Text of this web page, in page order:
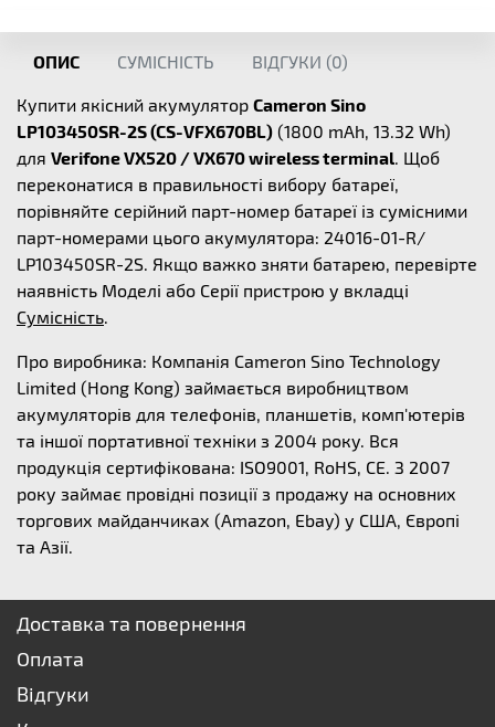
ОПИС СУМІСНІСТЬ ВІДГУКИ (0)
Купити якісний акумулятор Cameron Sino
LP103450SR-2S (CS-VFX670BL) (1800 mAh, 13.32 Wh)
для Verifone VX520 / VX670 wireless terminal. Щоб
переконатися в правильності вибору батареї,
порівняйте серійний парт-номер батареї із сумісними
парт-номерами цього акумулятора: 24016-01-R/
LP103450SR-2S. Якщо важко зняти батарею, перевірте
наявність Моделі або Серії пристрою у вкладці
Сумісність.
Про виробника: Компанія Cameron Sino Technology
Limited (Hong Kong) займається виробництвом
акумуляторів для телефонів, планшетів, комп'ютерів
та іншої портативної техніки з 2004 року. Вся
продукція сертифікована: ISO9001, RoHS, CE. З 2007
року займає провідні позиції з продажу на основних
торгових майданчиках (Amazon, Ebay) у США, Європі
та Азії.
Доставка та повернення
Оплата
Відгуки